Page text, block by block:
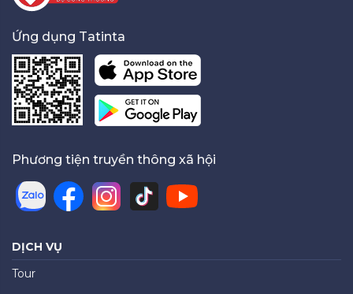
Ứng dụng Tatinta
Phương tiện truyền thông xã hội
DỊCH VỤ
Tour